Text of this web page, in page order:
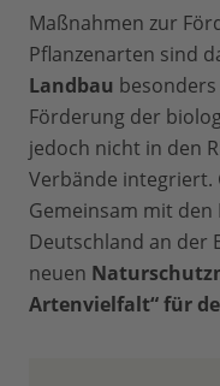
Maßnahmen zur
Pflanzenarten sind
Landbau
Förderung der
jedoch nicht in den
Verbände integriert.
Gemeinsam mit
Deutschland an der
neuen
Artenvielfalt“ für